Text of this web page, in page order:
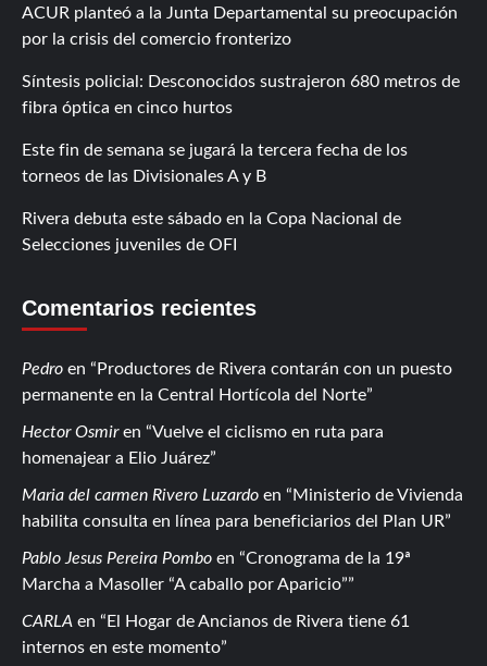
ACUR planteó a la Junta Departamental su preocupación
por la crisis del comercio fronterizo
Síntesis policial: Desconocidos sustrajeron 680 metros de
fibra óptica en cinco hurtos
Este fin de semana se jugará la tercera fecha de los
torneos de las Divisionales A y B
Rivera debuta este sábado en la Copa Nacional de
Selecciones juveniles de OFI
Comentarios recientes
Pedro en
Productores de Rivera contarán con un puesto
permanente en la Central Hortícola del Norte
Hector Osmiren
Vuelve el ciclismo en ruta para
homenajear a Elio Juárez
Maria del carmen Rivero Luzardo en
Ministerio de Vivienda
habilita consulta en línea para beneficiarios del Plan UR
Pablo Jesus Pereira Pombo en
Cronograma de la 19ª
Marcha a Masoller “A caballo por Aparicio”
CARLA en
El Hogar de Ancianos de Rivera tiene 61
internos en este momento